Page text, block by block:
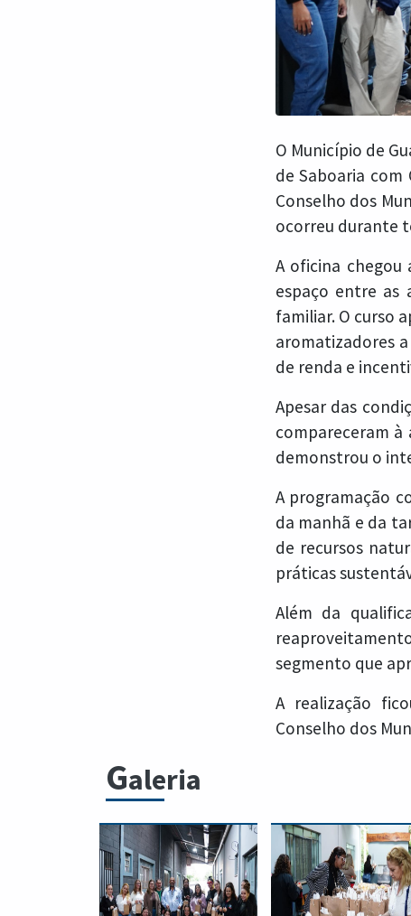
O Município de
de Saboaria com
Conselho dos
ocorreu durante
A oficina
espaço entre as
familiar. O curso
aromatizadores
de renda e
Apesar das
compareceram
demonstrou o
A programação
da manhã e da
de recursos
práticas
Além da
segmento que
A realização
Conselho dos
Galeria